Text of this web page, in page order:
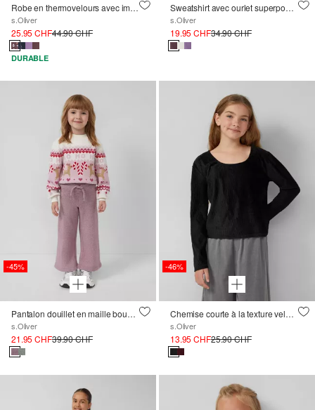
Robe en thermovelours avec imprimé all-over
s.Oliver
25.95 CHF44.90 CHF
DURABLE
Sweatshirt avec ourlet superposé et intérieur douillet
s.Oliver
19.95 CHF34.90 CHF
-45%
Pantalon douillet en maille bouclette avec jambes larges
s.Oliver
21.95 CHF39.90 CHF
-46%
Chemise courte à la texture veloutée
s.Oliver
13.95 CHF25.90 CHF